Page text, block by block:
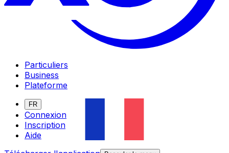
Particuliers
Business
Plateforme
FR
Connexion
Inscription
Aide